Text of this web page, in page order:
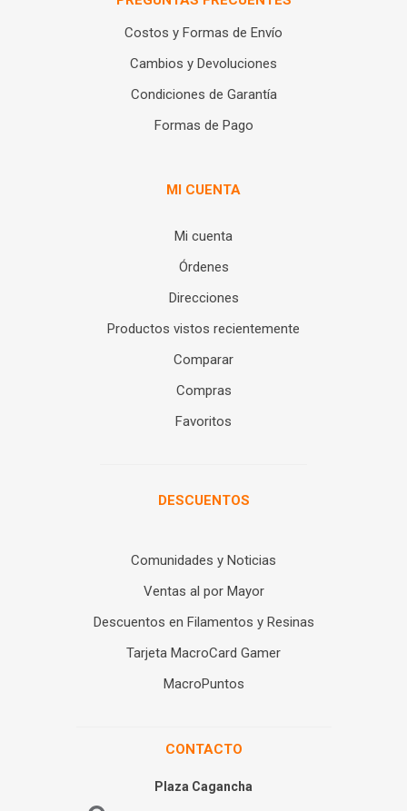
Costos y Formas de Envío
Cambios y Devoluciones
Condiciones de Garantía
Formas de Pago
MI CUENTA
Mi cuenta
Órdenes
Direcciones
Productos vistos recientemente
Comparar
Compras
Favoritos
DESCUENTOS
Comunidades y Noticias
Ventas al por Mayor
Descuentos en Filamentos y Resinas
Tarjeta MacroCard Gamer
MacroPuntos
CONTACTO
Plaza Cagancha